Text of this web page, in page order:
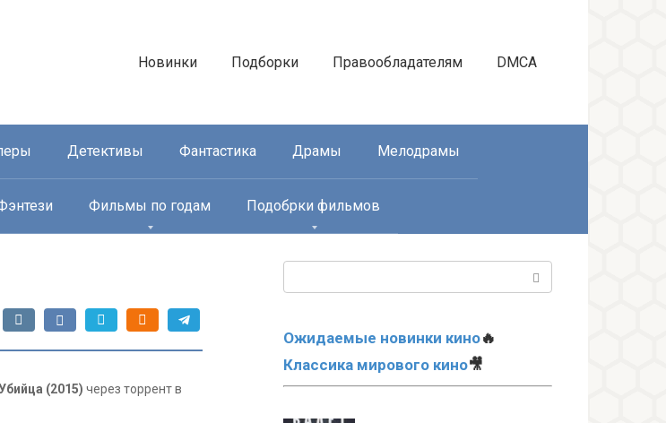
Новинки Подборки Правообладателям DMCA
Детективы Фантастика Драмы Мелодрамы
Фильмы по годам Подобрки фильмов
(2015) через торрент в
Ожидаемые новинки кино🔥
Классика мирового кино🎥